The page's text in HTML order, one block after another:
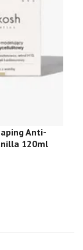
Anti-
120ml